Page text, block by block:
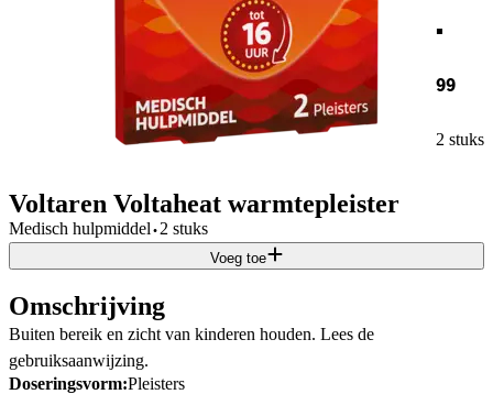
.
99
2 stuks
Voltaren Voltaheat warmtepleister
Medisch hulpmiddel·2 stuks
Voeg toe
Omschrijving
Buiten bereik en zicht van kinderen houden. Lees de
gebruiksaanwijzing.
Doseringsvorm:Pleisters